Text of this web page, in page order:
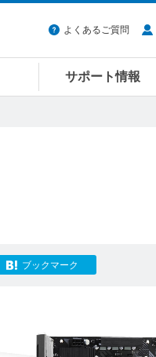
よくあるご質問
サポート情報
ブックマーク